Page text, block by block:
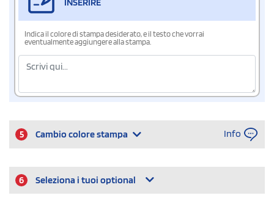
Indica il colore di stampa desiderato, e il testo che vorrai
eventualmente aggiungere alla stampa.
5 Cambio colore stampa Info
6 Seleziona i tuoi optional